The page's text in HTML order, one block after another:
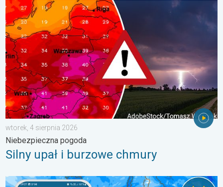
Silny upał i burzowe chmury. Niebezpieczna pogoda. . .
wtorek, 4 sierpnia 2026
Niebezpieczna pogoda
Silny upał i burzowe chmury
Brak opadów do końca tygodnia. Chroń się przed słońcem. .